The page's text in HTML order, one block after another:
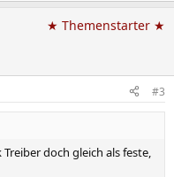
★ Themenstarter ★
#3
doch gleich als feste,